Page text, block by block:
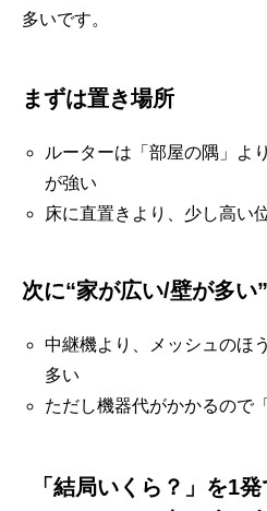
多いです。
まずは置き場所
ルーターは「部屋の隅」よ
が強い
床に直置きより、少し高い
次に“家が広い/壁が多い
中継機より、メッシュのほ
多い
ただし機器代がかかるので
「結局いくら？」を1